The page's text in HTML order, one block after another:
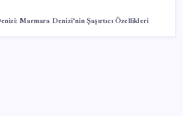
Marmara Denizi’nin Şaşırtıcı Özellikleri